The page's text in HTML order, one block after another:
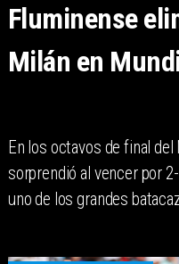
Fluminense
Milán en
En los octavos de final
sorprendió al vencer por
uno de los grandes